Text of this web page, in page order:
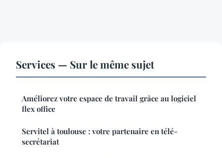
Services — Sur le même sujet
Améliorez votre espace de travail grâce au logiciel
flex office
Servitel à toulouse : votre partenaire en télé-
secrétariat